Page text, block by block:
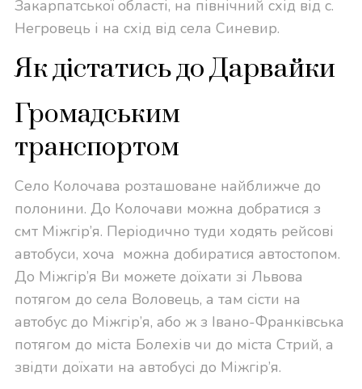
Закарпатської області, на північний схід від с.
Негровець і на схід від села Синевир.
Як дістатись до Дарвайки
Громадським
транспортом
Село Колочава розташоване найближче до
полонини. До Колочави можна добратися з
смт Міжгір’я. Періодично туди ходять рейсові
автобуси, хоча можна добиратися автостопом.
До Міжгір’я Ви можете доїхати зі Львова
потягом до села Воловець, а там сісти на
автобус до Міжгір’я, або ж з Івано-Франківська
потягом до міста Болехів чи до міста Стрий, а
звідти доїхати на автобусі до Міжгір’я.